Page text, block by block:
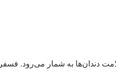
به شمار می‌رود. فسفر